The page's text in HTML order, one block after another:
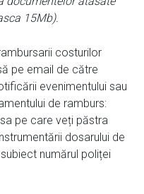
15Mb).
costurilor
pe email de către
evenimentului sau
de ramburs:
pe care veți păstra
dosarului de
numărul poliței